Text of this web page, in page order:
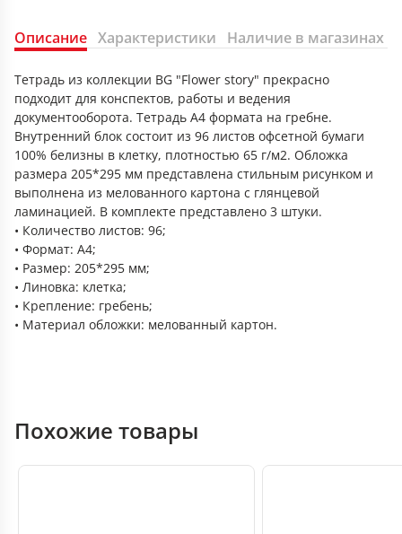
Описание Характеристики Наличие в магазинах
Тетрадь из коллекции BG "Flower story" прекрасно
подходит для конспектов, работы и ведения
документооборота. Тетрадь А4 формата на гребне.
Внутренний блок состоит из 96 листов офсетной бумаги
100% белизны в клетку, плотностью 65 г/м2. Обложка
размера 205*295 мм представлена стильным рисунком и
выполнена из мелованного картона с глянцевой
ламинацией. В комплекте представлено 3 штуки.
• Количество листов: 96;
• Формат: А4;
• Размер: 205*295 мм;
• Линовка: клетка;
• Крепление: гребень;
• Материал обложки: мелованный картон.
Похожие товары